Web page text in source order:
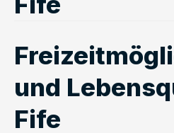
und
Fife